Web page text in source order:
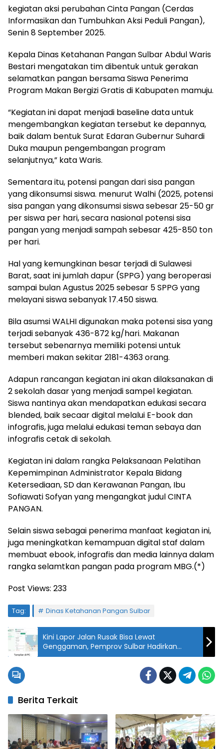
kegiatan aksi perubahan Cinta Pangan (Cerdas
Informasikan dan Tumbuhkan Aksi Peduli Pangan),
Senin 8 September 2025.
Kepala Dinas Ketahanan Pangan Sulbar Abdul Waris
Bestari mengatakan tim dibentuk untuk gerakan
selamatkan pangan bersama Siswa Penerima
Program Makan Bergizi Gratis di Kabupaten mamuju.
“Kegiatan ini dapat menjadi baseline data untuk
mengembangkan kegiatan tersebut ke depannya,
baik dalam bentuk Surat Edaran Gubernur Suhardi
Duka maupun pengembangan program
selanjutnya,” kata Waris.
Sementara itu, potensi pangan dari sisa pangan
yang dikonsumsi siswa. menurut Walhi (2025, potensi
sisa pangan yang dikonsumsi siswa sebesar 25-50 gr
per siswa per hari, secara nasional potensi sisa
pangan yang menjadi sampah sebesar 425-850 ton
per hari.
Hal yang kemungkinan besar terjadi di Sulawesi
Barat, saat ini jumlah dapur (SPPG) yang beroperasi
sampai bulan Agustus 2025 sebesar 5 SPPG yang
melayani siswa sebanyak 17.450 siswa.
Bila asumsi WALHI digunakan maka potensi sisa yang
terjadi sebanyak 436-872 kg/hari. Makanan
tersebut sebenarnya memiliki potensi untuk
memberi makan sekitar 2181-4363 orang.
Adapun rancangan kegiatan ini akan dilaksanakan di
2 sekolah dasar yang menjadi sampel kegiatan.
Siswa nantinya akan mendapatkan edukasi secara
blended, baik secaar digital melalui E-book dan
infografis, juga melalui edukasi teman sebaya dan
infografis cetak di sekolah.
Kegiatan ini dalam rangka Pelaksanaan Pelatihan
Kepemimpinan Administrator Kepala Bidang
Ketersediaan, SD dan Kerawanan Pangan, Ibu
Sofiawati Sofyan yang mengangkat judul CINTA
PANGAN.
Selain siswa sebagai penerima manfaat kegiatan ini,
juga meningkatkan kemampuan digital staf dalam
membuat ebook, infografis dan media lainnya dalam
rangka selamtkan pangan pada program MBG.(*)
Post Views: 233
Tag: Dinas Ketahanan Pangan Sulbar
Kini Lapor Jalan Rusak Bisa Lewat
Genggaman, Pemprov Sulbar Hadirkan
Aplikasi “JalanMa”
Berita Terkait